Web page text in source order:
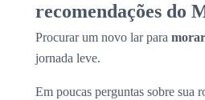
recomendações do
Procurar um novo lar para
jornada leve.
Em poucas perguntas sobre sua